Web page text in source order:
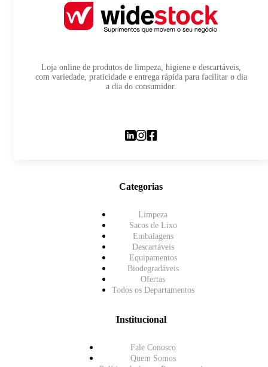
Loja online de produtos de limpeza, higiene e descartáveis,
com variedade, praticidade e entrega rápida para facilitar o dia
a dia do consumidor.
Categorias
Limpeza
Sacos de Lixo
Embalagens
Descartáveis
Equipamentos
Biodegradáveis
Ofertas
Todos os Departamentos
Institucional
Fale Conosco
Quem Somos